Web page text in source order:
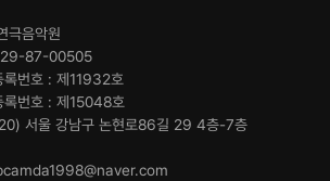
극음악원
87-00505
록번호
제11932호
록번호
제15048호
서울 강남구 논현로86길 29 4층-7층